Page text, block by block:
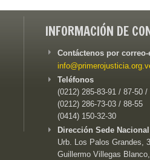
INFORMACIÓN DE
Contáctenos por
Teléfonos
(0212) 285-83-91 / 87-50 /
(0212) 286-73-03 / 88-55
(0414) 150-32-30
Dirección Sede
Urb. Los Palos Grandes,
Guillermo Villegas